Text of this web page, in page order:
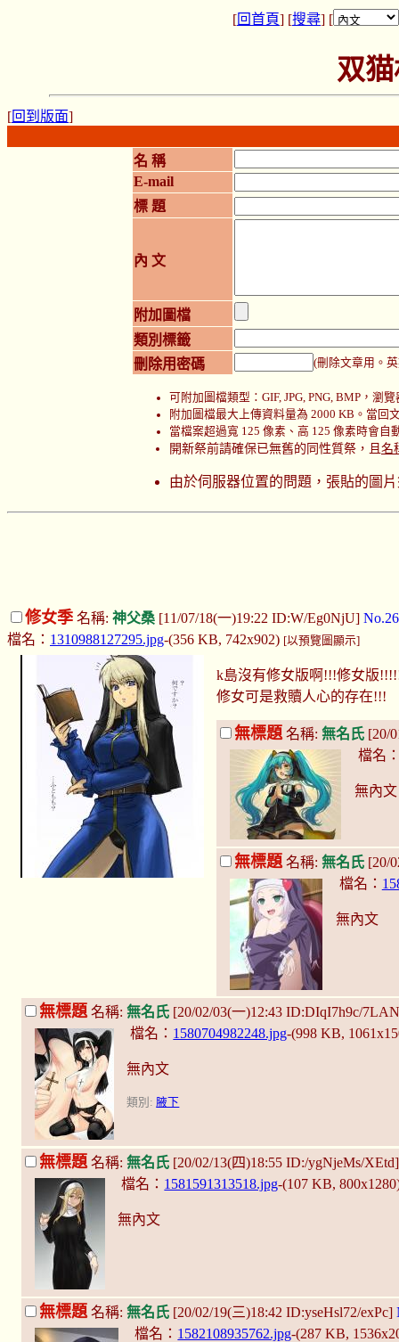
[回首頁] [搜尋] [
双
[回到版面]
名 稱
E-mail
標 題
內 文
附加圖檔
類別標籤
刪除用密碼
(刪除文章用。
可附加圖檔類型：GIF, JPG, PNG, BMP，瀏
附加圖檔最大上傳資料量為 2000 KB。當回
當檔案超過寬 125 像素、高 125 像素時會自
開新祭前請確保已無舊的同性質祭，且名
由於伺服器位置的問題，張貼的圖
修女季 名稱: 神父桑 [11/07/18(一)19:22 ID:W/Eg0NjU]
檔名： 1310988127295.jpg-(356 KB, 742x902) [以預覽圖顯示]
k島沒有修女版啊!!!修女版
修女可是救贖人心的存在!!!
無標題 名稱:無名氏 [20/
檔名
無內文
無標題 名稱:無名氏 [20/
檔名：
無內文
無標題名稱: 無名氏 [20/02/03(一)12:43 ID:DIqI7h9c/
檔名： 1580704982248.jpg-(998 KB,
無內文
類別: 腋下
無標題 名稱: 無名氏 [20/02/13(四)18:55 ID:/ygNjeMs/
檔名： 1581591313518.jpg-(107 KB,
無內文
無標題 名稱: 無名氏 [20/02/19(三)18:42 ID:yseHsl72/exPc]
檔名： 1582108935762.jpg-(287 KB,